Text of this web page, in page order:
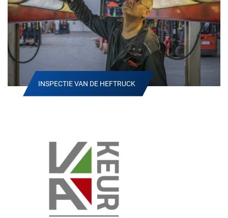
INSPECTIE VAN DE HEFTRUCK